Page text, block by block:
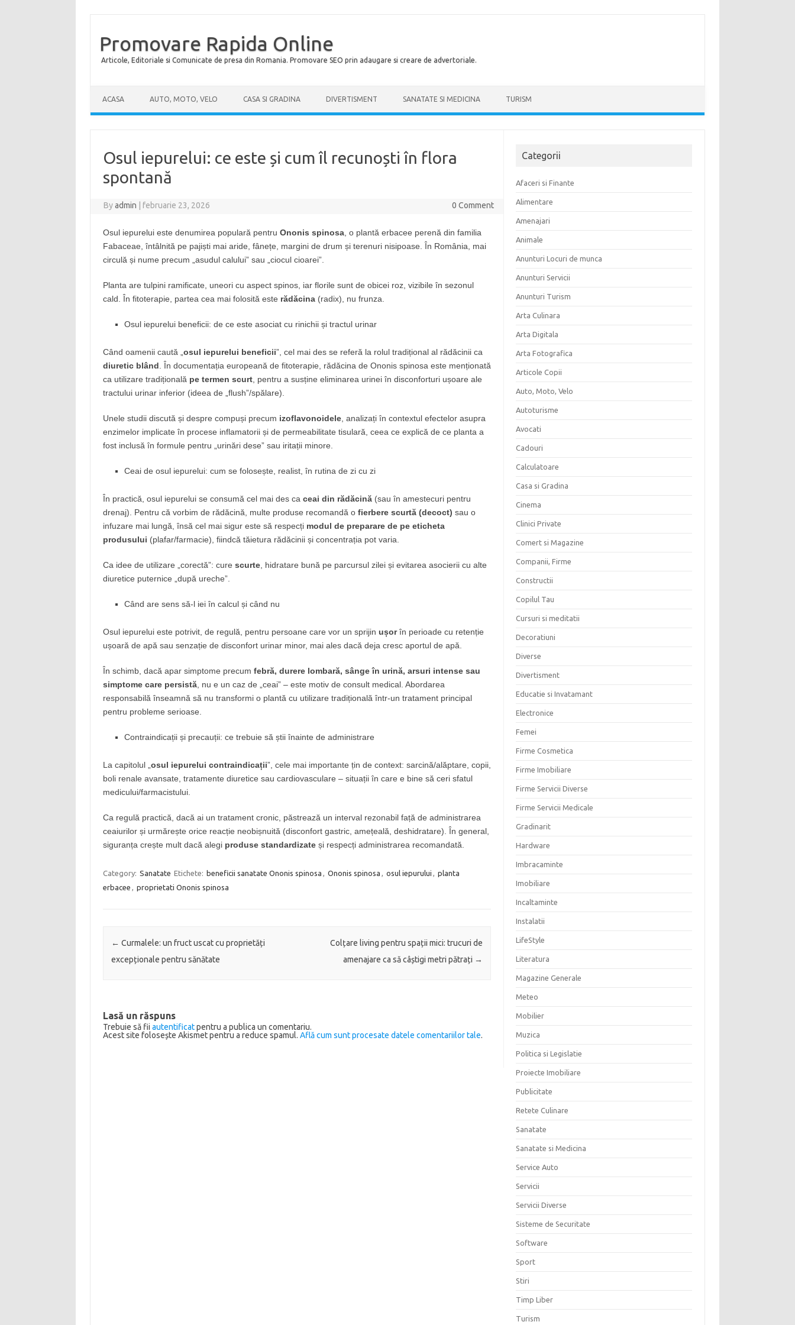
Promovare Rapida Online
Articole, Editoriale si Comunicate de presa din Romania. Promovare SEO prin adaugare si creare de advertoriale.
ACASA AUTO, MOTO, VELO CASA SI GRADINA DIVERTISMENT SANATATE SI MEDICINA TURISM
Osul iepurelui: ce este și cum îl recunoști în flora
spontană
Byadmin februarie 23, 2026 0 Comment
Osul iepurelui este denumirea populară pentru Ononis spinosa, o plantă erbacee perenă din familia
Fabaceae, întâlnită pe pajiști mai aride, fânețe, margini de drum și terenuri nisipoase. În România, mai
circulă și nume precum „asudul calului” sau „ciocul cioarei”.
Planta are tulpini ramificate, uneori cu aspect spinos, iar florile sunt de obicei roz, vizibile în sezonul
cald. În fitoterapie, partea cea mai folosită este rădăcina(radix), nu frunza.
Osul iepurelui beneficii: de ce este asociat cu rinichii și tractul urinar
Când oamenii caută „ osul iepurelui beneficii”, cel mai des se referă la rolul tradițional al rădăcinii ca
diuretic blând . În documentația europeană de fitoterapie, rădăcina de Ononis spinosa este menționată
ca utilizare tradițională pe termen scurt, pentru a susține eliminarea urinei în disconforturi ușoare ale
tractului urinar inferior (ideea de „flush”/spălare).
Unele studii discută și despre compuși precum izoflavonoidele, analizați în contextul efectelor asupra
enzimelor implicate în procese inflamatorii și de permeabilitate tisulară, ceea ce explică de ce planta a
fost inclusă în formule pentru „urinări dese” sau iritații minore.
Ceai de osul iepurelui: cum se folosește, realist, în rutina de zi cu zi
În practică, osul iepurelui se consumă cel mai des ca ceai din rădăcină(sau în amestecuri pentru
drenaj). Pentru că vorbim de rădăcină, multe produse recomandă o fierbere scurtă (decoct) sau o
infuzare mai lungă, însă cel mai sigur este să respecți modul de preparare de pe eticheta
produsului (plafar/farmacie), fiindcă tăietura rădăcinii și concentrația pot varia.
Ca idee de utilizare „corectă”: cure scurte, hidratare bună pe parcursul zilei și evitarea asocierii cu alte
diuretice puternice „după ureche”.
Când are sens să-l iei în calcul și când nu
Osul iepurelui este potrivit, de regulă, pentru persoane care vor un sprijin ușorîn perioade cu retenție
ușoară de apă sau senzație de disconfort urinar minor, mai ales dacă deja cresc aportul de apă.
În schimb, dacă apar simptome precum febră, durere lombară, sânge în urină, arsuri intense sau
simptome care persistă, nu e un caz de „ceai” – este motiv de consult medical. Abordarea
responsabilă înseamnă să nu transformi o plantă cu utilizare tradițională într-un tratament principal
pentru probleme serioase.
Contraindicații și precauții: ce trebuie să știi înainte de administrare
La capitolul „ osul iepurelui contraindicații”, cele mai importante țin de context: sarcină/alăptare, copii,
boli renale avansate, tratamente diuretice sau cardiovasculare – situații în care e bine să ceri sfatul
medicului/farmacistului.
Ca regulă practică, dacă ai un tratament cronic, păstrează un interval rezonabil față de administrarea
ceaiurilor și urmărește orice reacție neobișnuită (disconfort gastric, amețeală, deshidratare). În general,
siguranța crește mult dacă alegi produse standardizateși respecți administrarea recomandată.
Category: Sanatate Etichete: beneficii sanatate Ononis spinosa , Ononis spinosa , osul iepurului , planta
erbacee , proprietati Ononis spinosa
Post navigation
← Curmalele: un fruct uscat cu proprietăți
excepționale pentru sănătate
Colțare living pentru spații mici: trucuri de
amenajare ca să câștigi metri pătrați →
Lasă un răspuns
Trebuie să fii autentificatpentru a publica un comentariu.
Acest site folosește Akismet pentru a reduce spamul. Află cum sunt procesate datele comentariilor tale.
Categorii
Afaceri si Finante
Alimentare
Amenajari
Animale
Anunturi Locuri de munca
Anunturi Servicii
Anunturi Turism
Arta Culinara
Arta Digitala
Arta Fotografica
Articole Copii
Auto, Moto, Velo
Autoturisme
Avocati
Cadouri
Calculatoare
Casa si Gradina
Cinema
Clinici Private
Comert si Magazine
Companii, Firme
Constructii
Copilul Tau
Cursuri si meditatii
Decoratiuni
Diverse
Divertisment
Educatie si Invatamant
Electronice
Femei
Firme Cosmetica
Firme Imobiliare
Firme Servicii Diverse
Firme Servicii Medicale
Gradinarit
Hardware
Imbracaminte
Imobiliare
Incaltaminte
Instalatii
LifeStyle
Literatura
Magazine Generale
Meteo
Mobilier
Muzica
Politica si Legislatie
Proiecte Imobiliare
Publicitate
Retete Culinare
Sanatate
Sanatate si Medicina
Service Auto
Servicii
Servicii Diverse
Sisteme de Securitate
Software
Sport
Stiri
Timp Liber
Turism